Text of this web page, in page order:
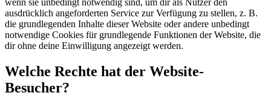
wenn sie unbedingt notwendig sind, um dir als Nutzer den
ausdrücklich angeforderten Service zur Verfügung zu stellen, z. B.
die grundlegenden Inhalte dieser Website oder andere unbedingt
notwendige Cookies für grundlegende Funktionen der Website, die
dir ohne deine Einwilligung angezeigt werden.
Welche Rechte hat der Website-
Besucher?